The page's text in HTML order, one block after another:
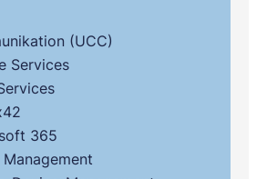
(UCC)
Services
365